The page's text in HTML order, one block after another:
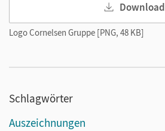
Download
Logo Cornelsen Gruppe [PNG, 48 KB]
Schlagwörter
Auszeichnungen